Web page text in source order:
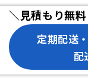
＼見積もり無
定期配送
配